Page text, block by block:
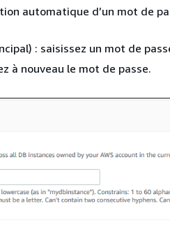
automatique d’un mot de
: saisissez un mot de
à nouveau le mot de passe.